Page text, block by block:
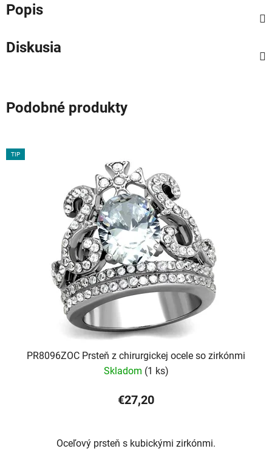
Popis
Diskusia
Podobné produkty
TIP
PR8096ZOC Prsteň z chirurgickej ocele so zirkónmi
Skladom (1 ks)
€27,20
Oceľový prsteň s kubickými zirkónmi.